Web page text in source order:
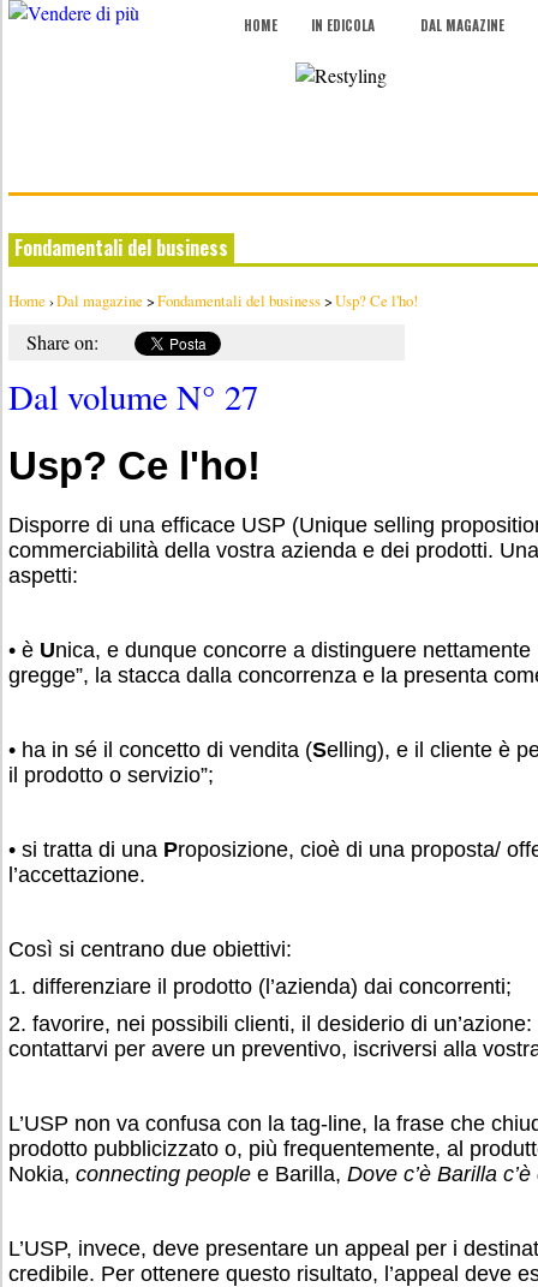
HOME IN EDICOLA DAL MAGAZINE
Fondamentali del business
Home ›Dal magazine >Fondamentali del business>Usp? Ce l'ho!
Share on:
Dal volume N° 27
Usp? Ce l'ho!
Disporre di una efficace USP (Unique selling
commerciabilità della vostra azienda e dei prodotti.
aspetti:
• è Unica, e dunque concorre a distinguere nettamente
gregge”, la stacca dalla concorrenza e la presenta
• ha in sé il concetto di vendita (Selling), e il cliente è
il prodotto o servizio”;
• si tratta di una Proposizione, cioè di una proposta/
l’accettazione.
Così si centrano due obiettivi:
1. differenziare il prodotto (l’azienda) dai concorrenti;
2. favorire, nei possibili clienti, il desiderio di
contattarvi per avere un preventivo, iscriversi alla
L’USP non va confusa con la tag-line, la frase che
prodotto pubblicizzato o, più frequentemente, al
Nokia, connecting people e Barilla, Dove c’è Barilla
L’USP, invece, deve presentare un appeal per i
credibile. Per ottenere questo risultato, l’appeal deve